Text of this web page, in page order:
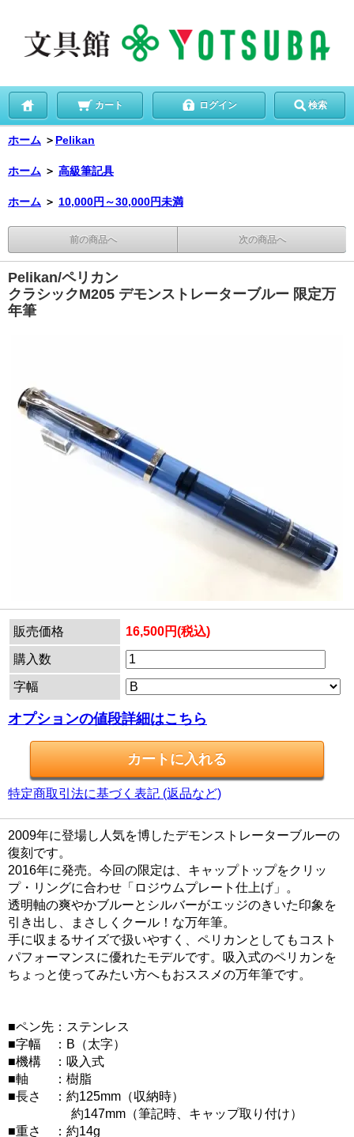
カート ログイン 検索
ホーム ＞ Pelikan
ホーム ＞ 高級筆記具
ホーム ＞ 10,000円～30,000円未満
前の商品へ 次の商品へ
Pelikan/ペリカン
クラシックM205 デモンストレーターブルー 限定万
年筆
販売価格 16,500円(税込)
購入数
字幅
オプションの値段詳細はこちら
特定商取引法に基づく表記 (返品など)
2009年に登場し人気を博したデモンストレーターブルーの
復刻です。
2016年に発売。今回の限定は、キャップトップをクリッ
プ・リングに合わせ「ロジウムプレート仕上げ」。
透明軸の爽やかブルーとシルバーがエッジのきいた印象を
引き出し、まさしくクール！な万年筆。
手に収まるサイズで扱いやすく、ペリカンとしてもコスト
パフォーマンスに優れたモデルです。吸入式のペリカンを
ちょっと使ってみたい方へもおススメの万年筆です。
■ペン先：ステンレス
■字幅 ：B（太字）
■機構 ：吸入式
■軸 ：樹脂
■長さ ：約125mm（収納時）
約147mm（筆記時、キャップ取り付け）
■重さ ：約14g